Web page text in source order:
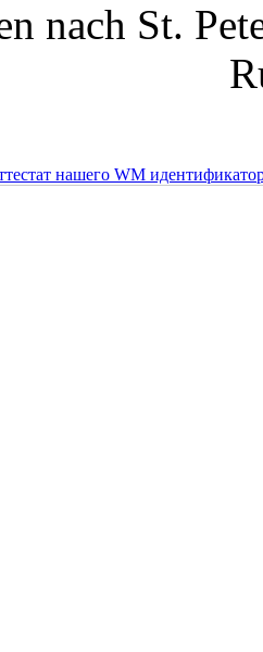
nach St.